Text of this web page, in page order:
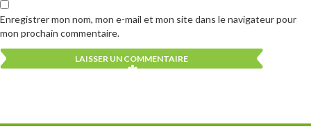
Enregistrer mon nom, mon e-mail et mon site dans le navigateur pour
mon prochain commentaire.